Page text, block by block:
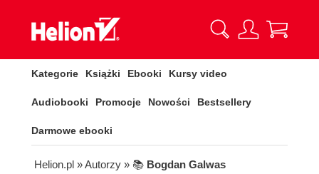
Kategorie Książki Ebooki Kursy video
Audiobooki Promocje Nowości Bestsellery
Darmowe ebooki
Helion.pl » Autorzy » 📚 Bogdan Galwas